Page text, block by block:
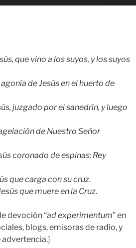
para
o
el
que vino a los suyos, y los suyos
de Jesús en el huerto de
juzgado por el sanedrín, y luego
de Nuestro Señor
coronado de espinas: Rey
que carga con su cruz.
que muere en la Cruz.
devoción “ad experimentum” en
blogs, emisoras de radio, y